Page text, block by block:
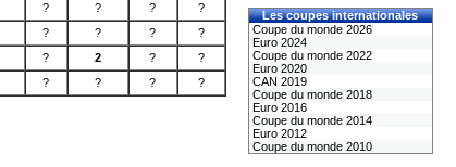
? ? ? ?
? ? ? ?
? 2 ? ?
? ? ? ?
Les coupes internationales
Coupe du monde 2026
Euro 2024
Coupe du monde 2022
Euro 2020
CAN 2019
Coupe du monde 2018
Euro 2016
Coupe du monde 2014
Euro 2012
Coupe du monde 2010